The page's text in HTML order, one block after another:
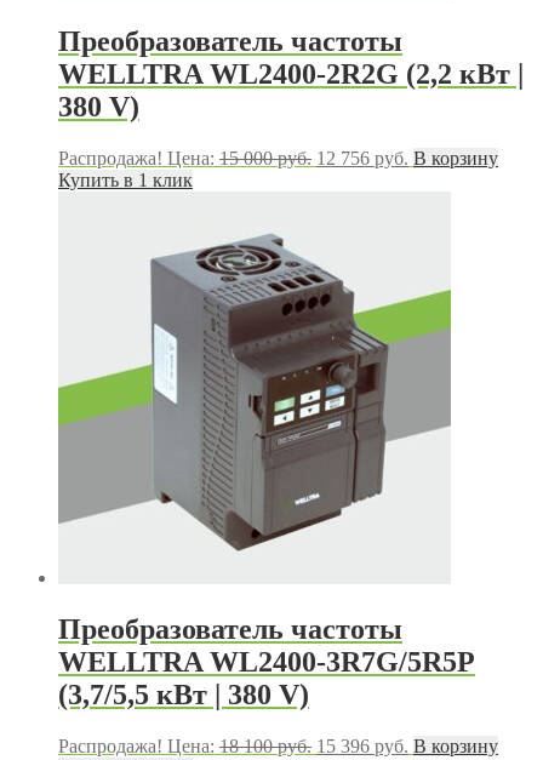
Преобразователь частоты
WELLTRA WL2400-2R2G (2,2 кВт |
380 V)
Распродажа! Цена: 15 000руб. Первоначальная
12 756 руб. Текущая
В корзину
Купить в 1 клик
Преобразователь частоты
WELLTRA WL2400-3R7G/5R5P
(3,7/5,5 кВт | 380 V)
Распродажа! Цена: 18 100руб. Первоначальная
15 396 руб. Текущая
В корзину